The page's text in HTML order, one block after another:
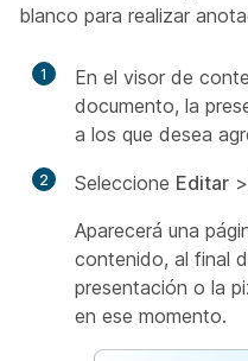
blanco para realizar
1
En el visor de
documento, la
a los que desea
2 Seleccione Editar >
Aparecerá una
contenido, al final
presentación o la
en ese momento.